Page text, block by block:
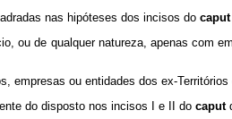
nas hipóteses dos incisos do caput
ou de qualquer natureza, apenas com
empresas ou entidades dos ex-
do disposto nos incisos I e II do caput